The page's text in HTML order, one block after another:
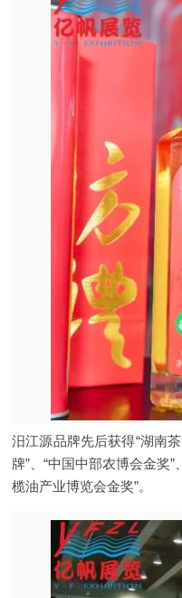
汨江源品牌先后获得“湖南
牌”、“中国中部农博会金奖
榄油产业博览会金奖”。